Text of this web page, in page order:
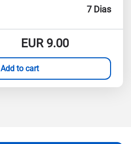
7 Dias
EUR9.00
Add to cart